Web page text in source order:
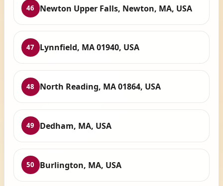
46 Newton Upper Falls, Newton, MA, USA
47 Lynnfield, MA 01940, USA
48 North Reading, MA 01864, USA
49 Dedham, MA, USA
50 Burlington, MA, USA